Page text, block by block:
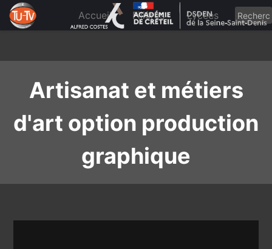
content
Accueil Filières Lycées
Artisanat et métiers
d'art option production
graphique